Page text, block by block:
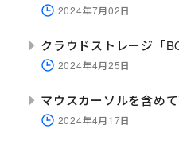
2024年7月02日
クラウドストレージ「
2024年4月25日
マウスカーソルを含め
2024年4月17日